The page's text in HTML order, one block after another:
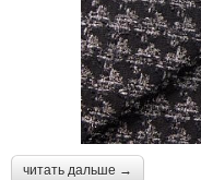
читать дальше →